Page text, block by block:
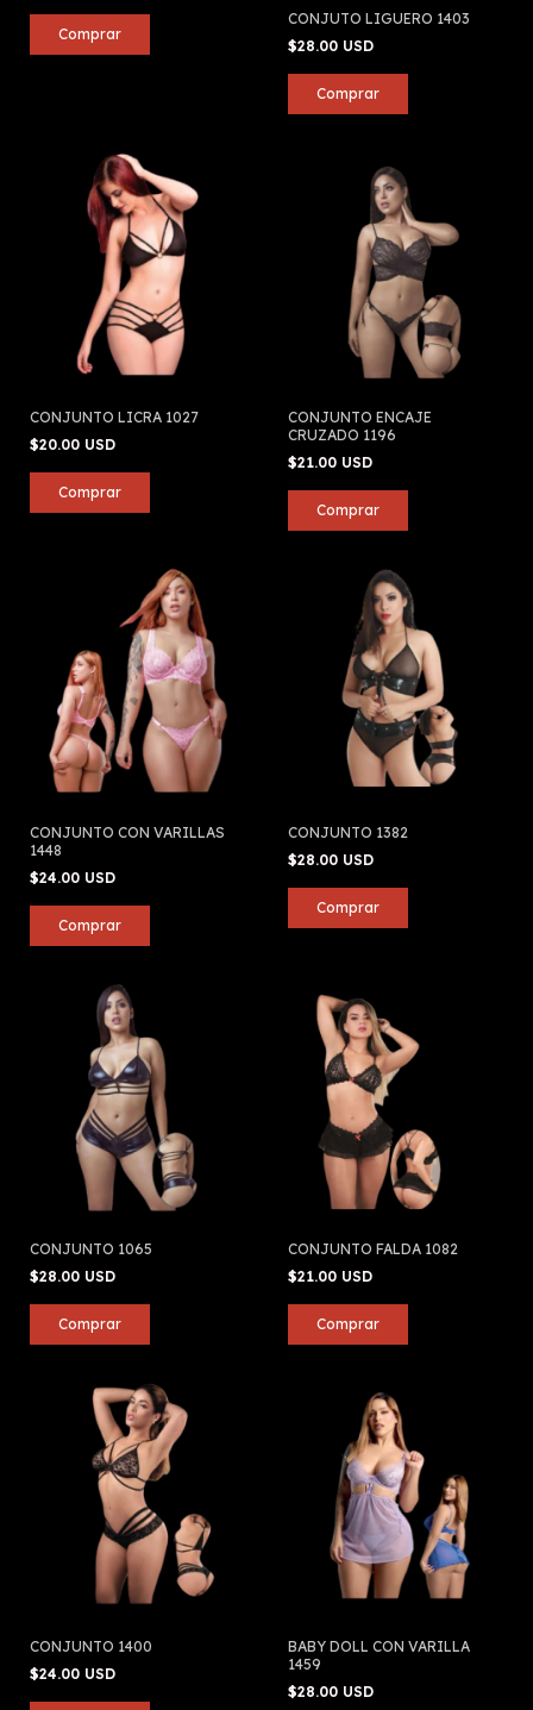
CONJUTO LIGUERO 1403
$28.00 USD
CONJUNTO LICRA 1027
$20.00 USD
CONJUNTO ENCAJE
CRUZADO 1196
$21.00 USD
CONJUNTO CON VARILLAS
1448
$24.00 USD
CONJUNTO 1382
$28.00 USD
CONJUNTO 1065
$28.00 USD
CONJUNTO FALDA 1082
$21.00 USD
CONJUNTO 1400
$24.00 USD
BABY DOLL CON VARILLA
1459
$28.00 USD